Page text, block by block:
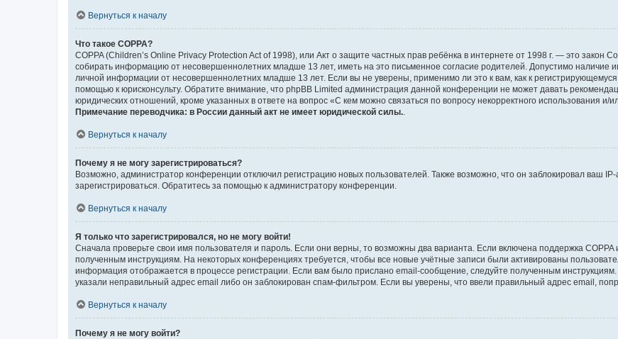
Вернуться к началу
Что такое COPPA?
COPPA (Children’s Online Privacy Protection Act of 1998), или Акт о защите частных прав ребёнка в интернете от 1998 г. — это закон
собирать информацию от несовершеннолетних младше 13 лет, иметь на это письменное согласие родителей. Допустимо наличие
личной информации от несовершеннолетних младше 13 лет. Если вы не уверены, применимо ли это к вам, как к
помощью к юрисконсульту. Обратите внимание, что phpBB Limited администрация данной конференции не может давать
юридических отношений, кроме указанных в ответе на вопрос «С кем можно связаться по вопросу некорректного использования
Примечание переводчика: в России данный акт не имеет юридической силы..
Вернуться к началу
Почему я не могу зарегистрироваться?
Возможно, администратор конференции отключил регистрацию новых пользователей. Также возможно, что он заблокировал ваш
зарегистрироваться. Обратитесь за помощью к администратору конференции.
Вернуться к началу
Я только что зарегистрировался, но не могу войти!
Сначала проверьте свои имя пользователя и пароль. Если они верны, то возможны два варианта. Если включена поддержка COPPA
полученным инструкциям. На некоторых конференциях требуется, чтобы все новые учётные записи были активированы
информация отображается в процессе регистрации. Если вам было прислано email-сообщение, следуйте полученным
указали неправильный адрес email либо он заблокирован спам-фильтром. Если вы уверены, что ввели правильный адрес email,
Вернуться к началу
Почему я не могу войти?